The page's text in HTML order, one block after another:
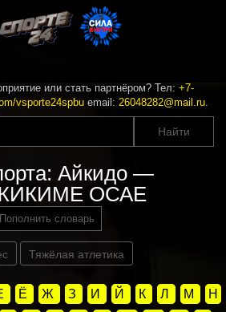
или стать партнёром? Тел: +7-
vsporte24spbu email: 26048282@mail.ru.
Айкидо —
ОСАЕ
Пополнить словарь
Тяжёлая атлетика
Ё Ж З И Й К Л М
Н